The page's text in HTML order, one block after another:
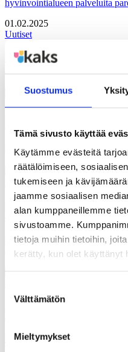
Suostumus
Tämä sivusto käyttää
Käytämme evästeitä
räätälöimiseen,
tukemiseen ja
jaamme sosiaalisen
alan kumppaneillemme
sivustoamme.
tietoja muihin tietoihin,
kerätty, kun olet käyttänyt
valinta
Välttämätön
Mieltymykset
01.02.2025
Uutiset
Kansalaisten mielestä
Hyvinvointiyhteiskuntaa tulisi
22.01.2025
Uutiset
SEMINAARIKUTSU
hyvinvointiyhteiskunnan
18.01.2025
Kansalaiset: kunta- ja